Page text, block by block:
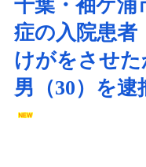
千葉・袖ケ浦
症の入院患者
けがをさせ
男（30）を逮